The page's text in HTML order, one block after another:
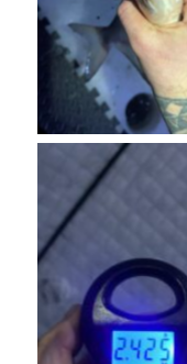
No Caption